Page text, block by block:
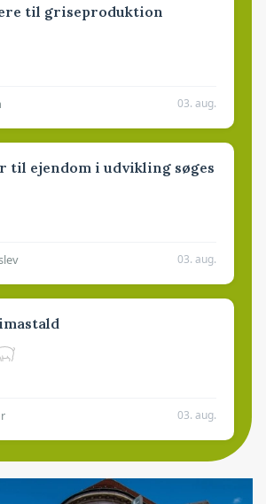
til griseproduktion
03. aug.
til ejendom i udvikling søges
03. aug.
03. aug.